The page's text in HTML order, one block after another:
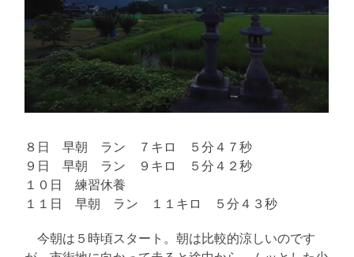
８日 早朝 ラン ７キロ ５分４７秒
９日 早朝 ラン ９キロ ５分４２秒
１０日 練習休養
１１日 早朝 ラン １１キロ ５分４３秒
今朝は５時頃スタート。朝は比較的涼しいのです